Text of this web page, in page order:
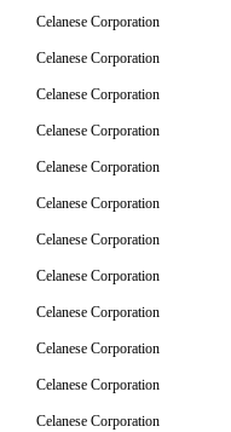
Celanese Corporation
Celanese Corporation
Celanese Corporation
Celanese Corporation
Celanese Corporation
Celanese Corporation
Celanese Corporation
Celanese Corporation
Celanese Corporation
Celanese Corporation
Celanese Corporation
Celanese Corporation